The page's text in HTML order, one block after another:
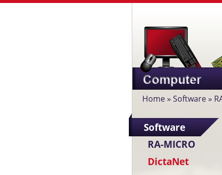
Home» Software»
Software
RA-MICRO
DictaNet